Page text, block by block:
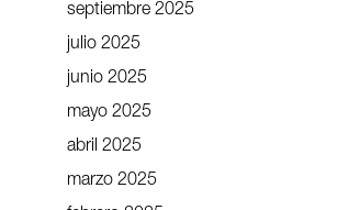
septiembre 2025
julio 2025
junio 2025
mayo 2025
abril 2025
marzo 2025